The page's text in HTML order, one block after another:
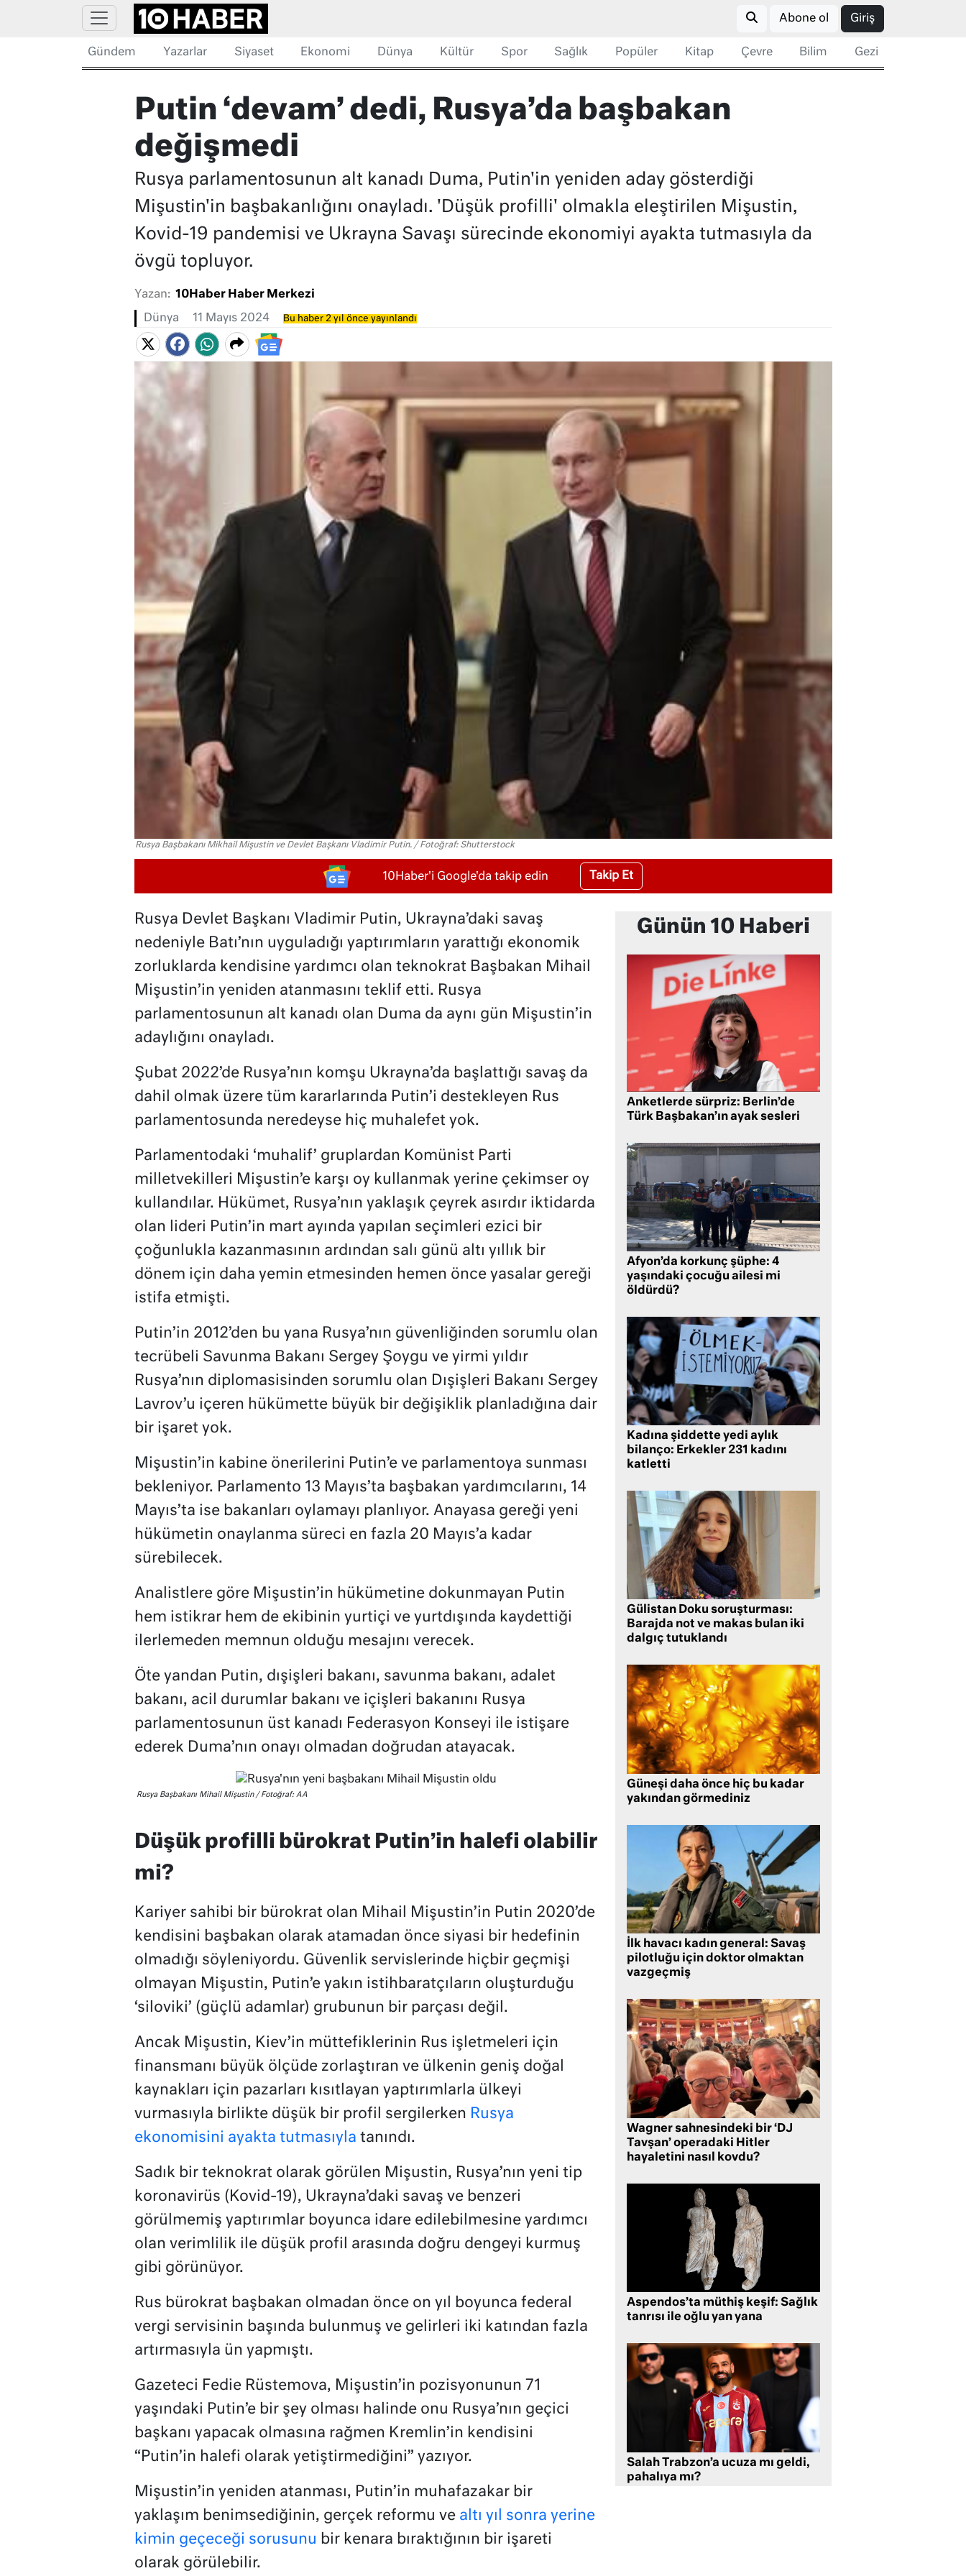
Abone ol Giriş
Gündem Yazarlar Siyaset Ekonomi Dünya Kültür Spor Sağlık Popüler Kitap Çevre Bilim Gezi
Putin ‘devam’ dedi, Rusya’da başbakan
değişmedi
Rusya parlamentosunun alt kanadı Duma, Putin'in yeniden aday gösterdiği
Mişustin'in başbakanlığını onayladı. 'Düşük profilli' olmakla eleştirilen Mişustin,
Kovid-19 pandemisi ve Ukrayna Savaşı sürecinde ekonomiyi ayakta tutmasıyla da
övgü topluyor.
Yazan: 10Haber Haber Merkezi
Dünya 11 Mayıs 2024 Bu haber 2 yıl önce yayınlandı
Rusya Başbakanı Mikhail Mişustin ve Devlet Başkanı Vladimir Putin. / Fotoğraf: Shutterstock
10Haber'i Google'da takip edin Takip Et
Rusya Devlet Başkanı Vladimir Putin, Ukrayna’daki savaş
nedeniyle Batı’nın uyguladığı yaptırımların yarattığı ekonomik
zorluklarda kendisine yardımcı olan teknokrat Başbakan Mihail
Mişustin’in yeniden atanmasını teklif etti. Rusya
parlamentosunun alt kanadı olan Duma da aynı gün Mişustin’in
adaylığını onayladı.
Şubat 2022’de Rusya’nın komşu Ukrayna’da başlattığı savaş da
dahil olmak üzere tüm kararlarında Putin’i destekleyen Rus
parlamentosunda neredeyse hiç muhalefet yok.
Parlamentodaki ‘muhalif’ gruplardan Komünist Parti
milletvekilleri Mişustin’e karşı oy kullanmak yerine çekimser oy
kullandılar. Hükümet, Rusya’nın yaklaşık çeyrek asırdır iktidarda
olan lideri Putin’in mart ayında yapılan seçimleri ezici bir
çoğunlukla kazanmasının ardından salı günü altı yıllık bir
dönem için daha yemin etmesinden hemen önce yasalar gereği
istifa etmişti.
Putin’in 2012’den bu yana Rusya’nın güvenliğinden sorumlu olan
tecrübeli Savunma Bakanı Sergey Şoygu ve yirmi yıldır
Rusya’nın diplomasisinden sorumlu olan Dışişleri Bakanı Sergey
Lavrov’u içeren hükümette büyük bir değişiklik planladığına dair
bir işaret yok.
Mişustin’in kabine önerilerini Putin’e ve parlamentoya sunması
bekleniyor. Parlamento 13 Mayıs’ta başbakan yardımcılarını, 14
Mayıs’ta ise bakanları oylamayı planlıyor. Anayasa gereği yeni
hükümetin onaylanma süreci en fazla 20 Mayıs’a kadar
sürebilecek.
Analistlere göre Mişustin’in hükümetine dokunmayan Putin
hem istikrar hem de ekibinin yurtiçi ve yurtdışında kaydettiği
ilerlemeden memnun olduğu mesajını verecek.
Öte yandan Putin, dışişleri bakanı, savunma bakanı, adalet
bakanı, acil durumlar bakanı ve içişleri bakanını Rusya
parlamentosunun üst kanadı Federasyon Konseyi ile istişare
ederek Duma’nın onayı olmadan doğrudan atayacak.
Rusya Başbakanı Mihail Mişustin / Fotoğraf: AA
Düşük profilli bürokrat Putin’in halefi olabilir
mi?
Kariyer sahibi bir bürokrat olan Mihail Mişustin’in Putin 2020’de
kendisini başbakan olarak atamadan önce siyasi bir hedefinin
olmadığı söyleniyordu. Güvenlik servislerinde hiçbir geçmişi
olmayan Mişustin, Putin’e yakın istihbaratçıların oluşturduğu
‘siloviki’ (güçlü adamlar) grubunun bir parçası değil.
Ancak Mişustin, Kiev’in müttefiklerinin Rus işletmeleri için
finansmanı büyük ölçüde zorlaştıran ve ülkenin geniş doğal
kaynakları için pazarları kısıtlayan yaptırımlarla ülkeyi
vurmasıyla birlikte düşük bir profil sergilerken Rusya
ekonomisini ayakta tutmasıyla tanındı.
Sadık bir teknokrat olarak görülen Mişustin, Rusya’nın yeni tip
koronavirüs (Kovid-19), Ukrayna’daki savaş ve benzeri
görülmemiş yaptırımlar boyunca idare edilebilmesine yardımcı
olan verimlilik ile düşük profil arasında doğru dengeyi kurmuş
gibi görünüyor.
Rus bürokrat başbakan olmadan önce on yıl boyunca federal
vergi servisinin başında bulunmuş ve gelirleri iki katından fazla
artırmasıyla ün yapmıştı.
Gazeteci Fedie Rüstemova, Mişustin’in pozisyonunun 71
yaşındaki Putin’e bir şey olması halinde onu Rusya’nın geçici
başkanı yapacak olmasına rağmen Kremlin’in kendisini
“Putin’in halefi olarak yetiştirmediğini” yazıyor.
Mişustin’in yeniden atanması, Putin’in muhafazakar bir
yaklaşım benimsediğinin, gerçek reformu ve altı yıl sonra yerine
kimin geçeceği sorusunu bir kenara bıraktığının bir işareti
olarak görülebilir.
Günün 10 Haberi
Anketlerde sürpriz: Berlin’de
Türk Başbakan’ın ayak sesleri
Afyon’da korkunç şüphe: 4
yaşındaki çocuğu ailesi mi
öldürdü?
Kadına şiddette yedi aylık
bilanço: Erkekler 231 kadını
katletti
Gülistan Doku soruşturması:
Barajda not ve makas bulan iki
dalgıç tutuklandı
Güneşi daha önce hiç bu kadar
yakından görmediniz
İlk havacı kadın general: Savaş
pilotluğu için doktor olmaktan
vazgeçmiş
Wagner sahnesindeki bir ‘DJ
Tavşan’ operadaki Hitler
hayaletini nasıl kovdu?
Aspendos’ta müthiş keşif: Sağlık
tanrısı ile oğlu yan yana
Salah Trabzon’a ucuza mı geldi,
pahalıya mı?